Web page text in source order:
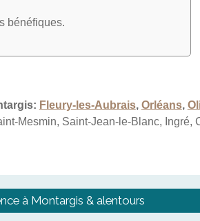
bénéfiques.
Fleury-les-Aubrais, Orléans,
Mesmin, Saint-Jean-le-Blanc, Ingré,
à Montargis & alentours